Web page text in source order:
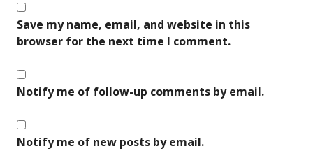
Save my name, email, and website in this
browser for the next time I comment.
Notify me of follow-up comments by email.
Notify me of new posts by email.